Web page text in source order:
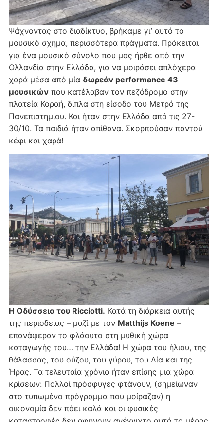
Ψάχνοντας στο διαδίκτυο, βρήκαμε γι’ αυτό το
μουσικό σχήμα, περισσότερα πράγματα. Πρόκειται
για ένα μουσικό σύνολο που μας ήρθε από την
Ολλανδία στην Ελλάδα, για να μοιράσει απλόχερα
χαρά μέσα από μία δωρεάν performance 43
μουσικώνπου κατέλαβαν τον πεζόδρομο στην
πλατεία Κοραή, δίπλα στη είσοδο του Μετρό της
Πανεπιστημίου. Και ήταν στην Ελλάδα από τις 27-
30/10. Τα παιδιά ήταν απίθανα. Σκορπούσαν παντού
κέφι και χαρά!
Η Οδύσσεια του Ricciotti. Κατά τη διάρκεια αυτής
της περιοδείας – μαζί με τον Matthijs Koene –
επανάφεραν το φλάουτο στη μυθική χώρα
καταγωγής του… την Ελλάδα! Η χώρα του ήλιου, της
θάλασσας, του ούζου, του γύρου, του Δία και της
Ήρας. Τα τελευταία χρόνια ήταν επίσης μια χώρα
κρίσεων: Πολλοί πρόσφυγες φτάνουν, (σημείωναν
στο τυπωμένο πρόγραμμα που μοίραζαν) η
οικονομία δεν πάει καλά και οι φυσικές